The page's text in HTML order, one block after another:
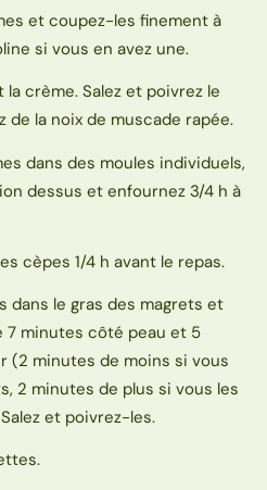
et coupez-les finement à
si vous en avez une.
crème. Salez et poivrez le
de la noix de muscade rapée.
dans des moules individuels,
dessus et enfournez 3/4 h à
cèpes 1/4 h avant le repas.
dans le gras des magrets et
minutes côté peau et 5
(2 minutes de moins si vous
2 minutes de plus si vous les
et poivrez-les.